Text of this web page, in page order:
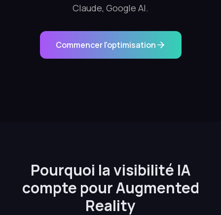
Claude, Google AI.
Commencer l'optimisation
Pourquoi la visibilité IA
compte pour Augmented
Reality